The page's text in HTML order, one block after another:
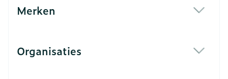
Merken
Organisaties